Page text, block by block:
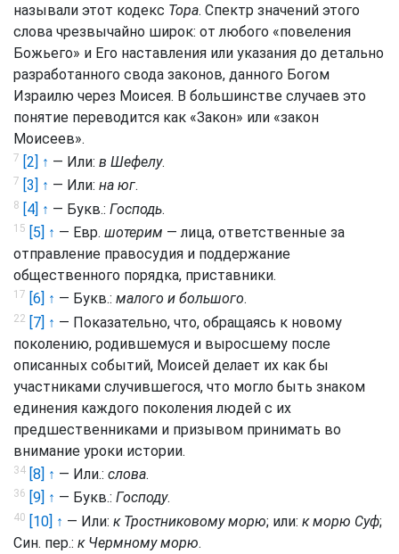
называли этот кодекс Тора. Спектр значений этого
слова чрезвычайно широк: от любого «повеления
Божьего» и Его наставления или указания до детально
разработанного свода законов, данного Богом
Израилю через Моисея. В большинстве случаев это
понятие переводится как «Закон» или «закон
Моисеев».
7 [2] ↑ — Или: в Шефелу.
7 [3] ↑ — Или: на юг.
8 [4] ↑ — Букв.: Господь.
15 [5] ↑ — Евр. шотерим — лица, ответственные за
отправление правосудия и поддержание
общественного порядка, приставники.
17 [6] ↑ — Букв.: малого и большого.
22 [7] ↑ — Показательно, что, обращаясь к новому
поколению, родившемуся и выросшему после
описанных событий, Моисей делает их как бы
участниками случившегося, что могло быть знаком
единения каждого поколения людей с их
предшественниками и призывом принимать во
внимание уроки истории.
34 [8] ↑ — Или.: слова.
36 [9] ↑ — Букв.: Господу.
40 [10] ↑ — Или: к Тростниковому морю; или: к морю Суф;
Син. пер.: к Чермному морю.